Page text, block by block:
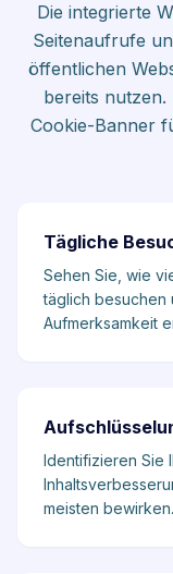
Die integrierte
Seitenaufrufe
öffentlichen
bereits nutzen.
Cookie-Banner
Tägliche
Sehen Sie, wie
täglich besuchen
Aufmerksamkeit
Identifizieren Sie
meisten bewirken.